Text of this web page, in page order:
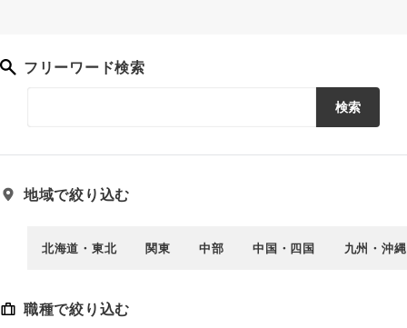
フリーワード検索
検索
地域で絞り込む
北海道・東北 関東 中部 中国・四国 九州・沖縄
職種で絞り込む